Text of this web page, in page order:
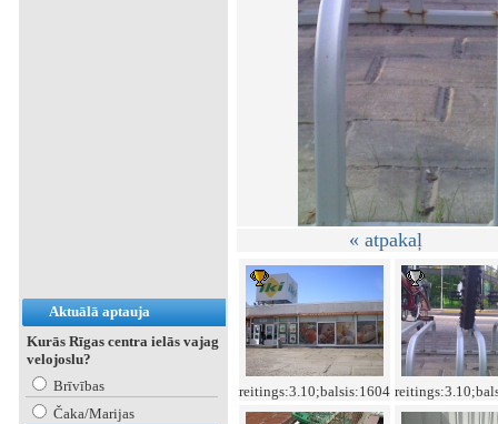
Aktuālā aptauja
Kurās Rīgas centra ielās vajag
velojoslu?
Brīvības
Čaka/Marijas
« atpakaļ
reitings:3.10;balsis:1604